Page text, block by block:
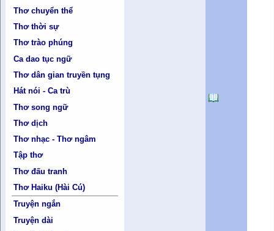
Thơ chuyển thể
Thơ thời sự
Thơ trào phúng
Ca dao tục ngữ
Thơ dân gian truyền tụng
Hát nói - Ca trù
Thơ song ngữ
Thơ dịch
Thơ nhạc - Thơ ngâm
Tập thơ
Thơ đấu tranh
Thơ Haiku (Hài Cú)
Truyện ngắn
Truyện dài